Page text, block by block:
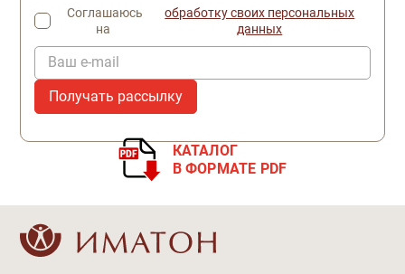
Соглашаюсь
на
обработку своих персональных
данных
Ваш e-mail
КАТАЛОГ
В ФОРМАТЕ PDF